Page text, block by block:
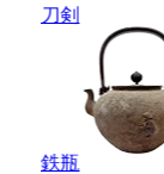
刀剣
鉄瓶